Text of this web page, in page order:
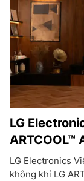
LG
ARTCOOL™
LG Electronics
không khí LG